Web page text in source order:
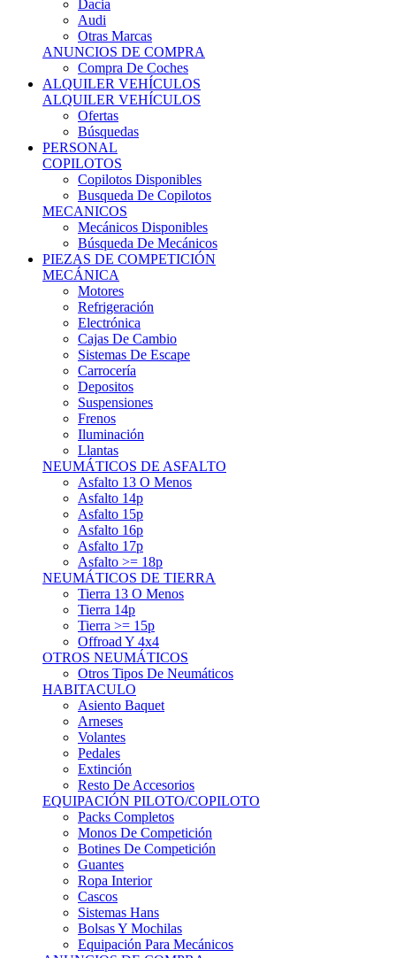
Dacia
Audi
Otras Marcas
ANUNCIOS DE COMPRA
Compra De Coches
ALQUILER VEHÍCULOS
ALQUILER VEHÍCULOS
Ofertas
Búsquedas
PERSONAL
COPILOTOS
Copilotos Disponibles
Busqueda De Copilotos
MECANICOS
Mecánicos Disponibles
Búsqueda De Mecánicos
PIEZAS DE COMPETICIÓN
MECÁNICA
Motores
Refrigeración
Electrónica
Cajas De Cambio
Sistemas De Escape
Carrocería
Depositos
Suspensiones
Frenos
Iluminación
Llantas
NEUMÁTICOS DE ASFALTO
Asfalto 13 O Menos
Asfalto 14p
Asfalto 15p
Asfalto 16p
Asfalto 17p
Asfalto >= 18p
NEUMÁTICOS DE TIERRA
Tierra 13 O Menos
Tierra 14p
Tierra >= 15p
Offroad Y 4x4
OTROS NEUMÁTICOS
Otros Tipos De Neumáticos
HABITACULO
Asiento Baquet
Arneses
Volantes
Pedales
Extinción
Resto De Accesorios
EQUIPACIÓN PILOTO/COPILOTO
Packs Completos
Monos De Competición
Botines De Competición
Guantes
Ropa Interior
Cascos
Sistemas Hans
Bolsas Y Mochilas
Equipación Para Mecánicos